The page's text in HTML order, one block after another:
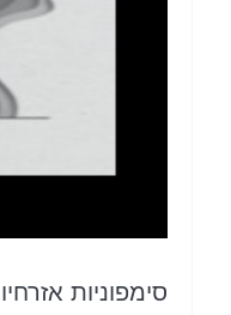
סימפוניות